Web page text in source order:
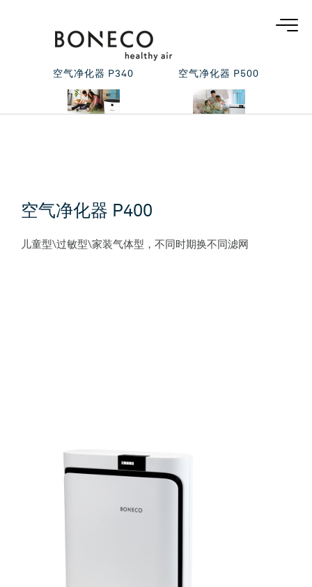
空气净化器 P340 空气净化器 P500
空气净化器 P400
儿童型\过敏型\家装气体型，不同时期换不同滤网